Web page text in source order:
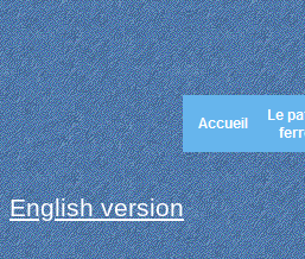
English version